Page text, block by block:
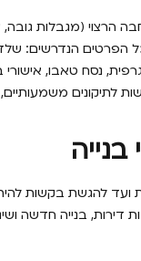
(מגבלות גובה, אחוזי
הנדרשים: שלד,
נסח טאבו, אישורי
לתיקונים
להגשת בקשות
בנייה חדשה